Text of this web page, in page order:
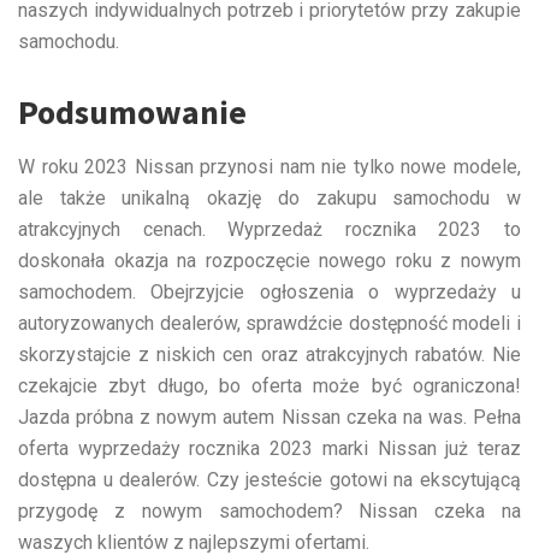
naszych indywidualnych potrzeb i priorytetów przy zakupie
samochodu.
Podsumowanie
W roku 2023 Nissan przynosi nam nie tylko nowe modele,
ale także unikalną okazję do zakupu samochodu w
atrakcyjnych cenach. Wyprzedaż rocznika 2023 to
doskonała okazja na rozpoczęcie nowego roku z nowym
samochodem. Obejrzyjcie ogłoszenia o wyprzedaży u
autoryzowanych dealerów, sprawdźcie dostępność modeli i
skorzystajcie z niskich cen oraz atrakcyjnych rabatów. Nie
czekajcie zbyt długo, bo oferta może być ograniczona!
Jazda próbna z nowym autem Nissan czeka na was. Pełna
oferta wyprzedaży rocznika 2023 marki Nissan już teraz
dostępna u dealerów. Czy jesteście gotowi na ekscytującą
przygodę z nowym samochodem? Nissan czeka na
waszych klientów z najlepszymi ofertami.